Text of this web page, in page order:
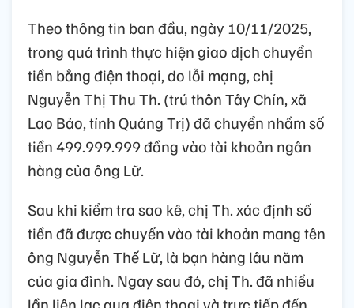
Theo thông tin ban đầu, ngày 10/11/2025,
trong quá trình thực hiện giao dịch chuyển
tiền bằng điện thoại, do lỗi mạng, chị
Nguyễn Thị Thu Th. (trú thôn Tây Chín, xã
Lao Bảo, tỉnh Quảng Trị) đã chuyển nhầm số
tiền 499.999.999 đồng vào tài khoản ngân
hàng của ông Lữ.
Sau khi kiểm tra sao kê, chị Th. xác định số
tiền đã được chuyển vào tài khoản mang tên
ông Nguyễn Thế Lữ, là bạn hàng lâu năm
của gia đình. Ngay sau đó, chị Th. đã nhiều